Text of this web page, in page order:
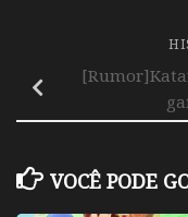
VOCÊ PODE